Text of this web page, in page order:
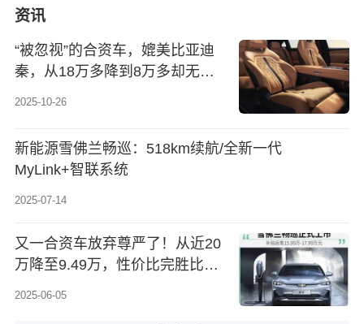
资讯
“被忽视”的合资车，媲美比亚迪
秦，从18万多降到8万多却无人
2025-10-26
新能源雪佛兰畅巡：518km续航/全新一代
MyLink+智联系统
2025-07-14
又一合资车放弃尊严了！从近20
万降至9.49万，性价比完胜比亚
2025-06-05